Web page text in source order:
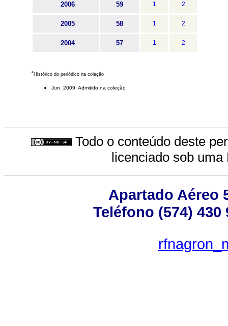
2006 59 1 2
2005 58 1 2
2004 57 1 2
*Histórico do periódico na coleção
Jun 2009: Admitido na coleção
Todo o conteúdo deste
licenciado sob uma
Apartado Aéreo
Teléfono (574) 430